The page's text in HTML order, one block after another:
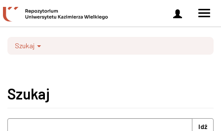
Zaloguj
się
Szukaj
Szukaj
Idź